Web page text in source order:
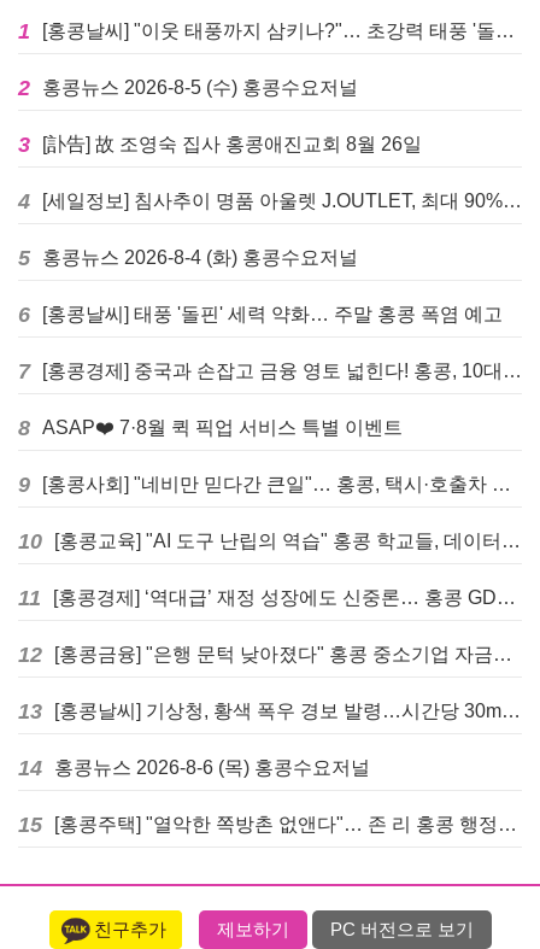
1 [홍콩날씨] "이웃 태풍까지 삼키나?"… 초강력 태풍 '돌핀' 세력 재확장
2 홍콩뉴스 2026-8-5 (수) 홍콩수요저널
3 [訃告] 故 조영숙 집사 홍콩애진교회 8월 26일
4 [세일정보] 침사추이 명품 아울렛 J.OUTLET, 최대 90% 빅 세일 진행
5 홍콩뉴스 2026-8-4 (화) 홍콩수요저널
6 [홍콩날씨] 태풍 '돌핀' 세력 약화… 주말 홍콩 폭염 예고
7 [홍콩경제] 중국과 손잡고 금융 영토 넓힌다! 홍콩, 10대 신규 정책 발표
8 ASAP❤️ 7·8월 퀵 픽업 서비스 특별 이벤트
9 [홍콩사회] "네비만 믿다간 큰일"… 홍콩, 택시·호출차 통합 시험 도입하며 규제 본격화
10 [홍콩교육] "AI 도구 난립의 역습" 홍콩 학교들, 데이터 고립에 교육 효과 평가 비상
11 [홍콩경제] ‘역대급’ 재정 성장에도 신중론… 홍콩 GDP 전망 상향 속 “지정학적 리스크 경계”
12 [홍콩금융] "은행 문턱 낮아졌다" 홍콩 중소기업 자금줄 숨통 트이나… HKMA "2분기 신용 조건 안정적"
13 [홍콩날씨] 기상청, 황색 폭우 경보 발령…시간당 30mm 이상 강우 예보
14 홍콩뉴스 2026-8-6 (목) 홍콩수요저널
15 [홍콩주택] "열악한 쪽방촌 없앤다"… 존 리 홍콩 행정장관, 4년 내 단계적 폐지 선언
친구추가 제보하기 PC 버전으로 보기